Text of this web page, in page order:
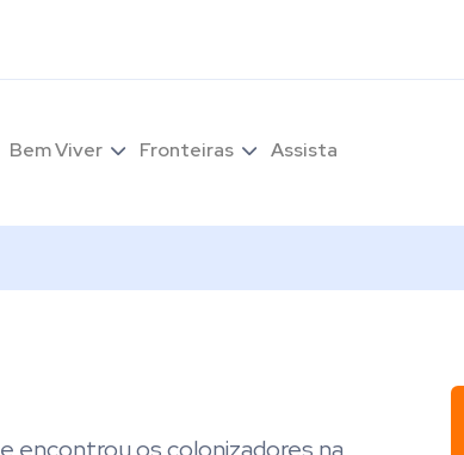
Bem Viver Fronteiras Assista